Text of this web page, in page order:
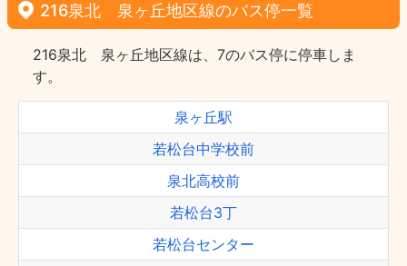
216泉北 泉ヶ丘地区線のバス停一覧
216泉北 泉ヶ丘地区線は、7のバス停に停車しま
す。
泉ヶ丘駅
若松台中学校前
泉北高校前
若松台3丁
若松台センター